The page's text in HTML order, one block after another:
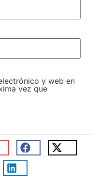
y web en
vez que